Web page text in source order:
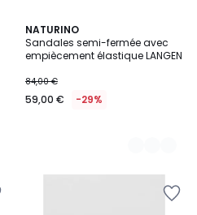
NATURINO
Sandales semi-fermée avec
empiècement élastique LANGEN
84,00 €
59,00 € -29%
2
Couleurs